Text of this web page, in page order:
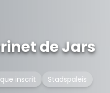
de Jars
inscrit Stadspaleis